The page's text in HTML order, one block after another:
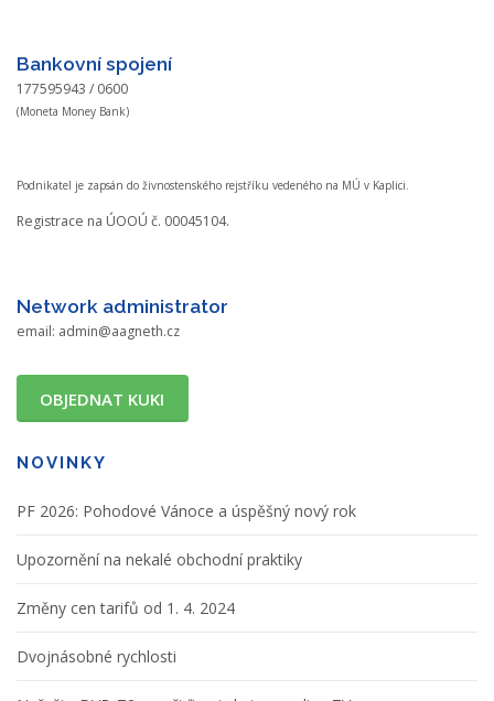
Bankovní spojení
177595943 / 0600
(Moneta Money Bank)
Podnikatel je zapsán do živnostenského rejstříku vedeného na MÚ v Kaplici.
Registrace na ÚOOÚ č. 00045104.
Network administrator
email: admin@aagneth.cz
OBJEDNAT KUKI
NOVINKY
PF 2026: Pohodové Vánoce a úspěšný nový rok
Upozornění na nekalé obchodní praktiky
Změny cen tarifů od 1. 4. 2024
Dvojnásobné rychlosti